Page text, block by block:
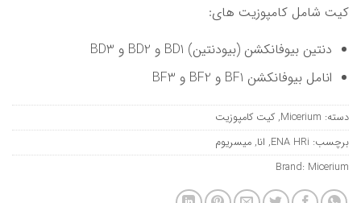
کیت شامل کامپوزیت های:
دنتین بیوفانکشن (بیودنتین) BD1 و BD2 و BD3
انامل بیوفانکشن BF1 و BF2 و BF3
دسته: Micerium
, کیت کامپوزیت
برچسب: ENA HRi
, انا, میسریوم
Brand: Micerium